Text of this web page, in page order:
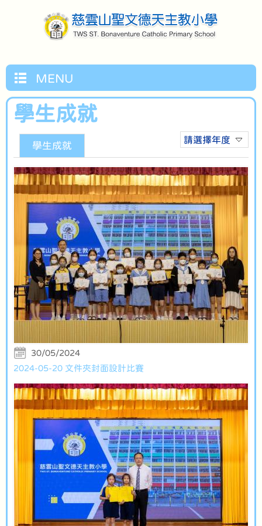
MENU
學生成就
請選擇年度
學生成就
30/05/2024
2024-05-20 文件夾封面設計比賽